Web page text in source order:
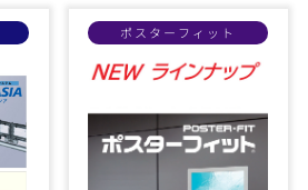
ポスターフィット